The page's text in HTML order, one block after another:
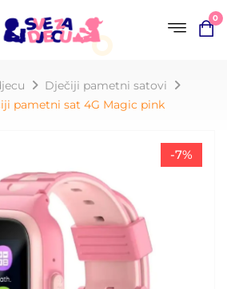
0
Dječiji pametni satovi
pametni sat 4G Magic pink
-7%